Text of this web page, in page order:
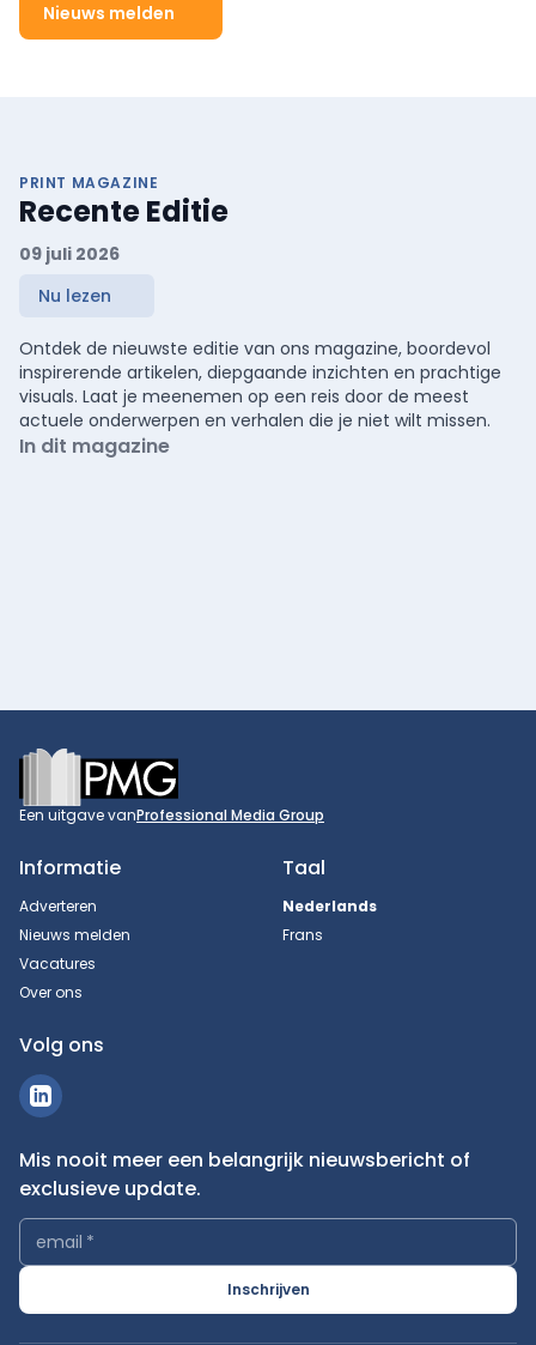
Nieuws melden
PRINT MAGAZINE
Recente Editie
09 juli 2026
Nu lezen
Ontdek de nieuwste editie van ons magazine, boordevol
inspirerende artikelen, diepgaande inzichten en prachtige
visuals. Laat je meenemen op een reis door de meest
actuele onderwerpen en verhalen die je niet wilt missen.
In dit magazine
Footer
Een uitgave vanProfessional Media Group
Informatie
Adverteren
Nieuws melden
Vacatures
Over ons
Taal
Nederlands
Frans
Volg ons
Mis nooit meer een belangrijk nieuwsbericht of
exclusieve update.
email *
Inschrijven